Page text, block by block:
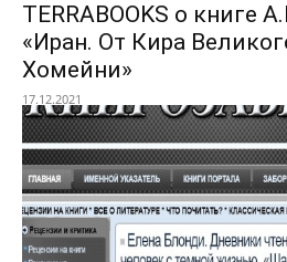
TERRABOOKS о книге
«Иран. От Кира
Хомейни»
17.12.2021